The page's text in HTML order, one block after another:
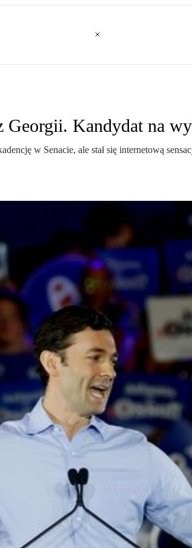
Kandydat na
w Senacie, ale stał się internetową